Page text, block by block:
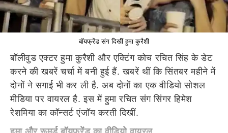
बॉयफ्रेंड संग दिखीं हुमा कुरैशी
बॉलीवुड एक्टर हुमा कुरैशी और एक्टिंग कोच रचित सिंह के डेट
करने की खबरें चर्चा में बनी हुई हैं. खबरें थीं कि सिंतबर महीने में
दोनों ने सगाई भी कर ली है. अब दोनों का एक वीडियो सोशल
मीडिया पर वायरल है. इस में हुमा रचित संग सिंगर हिमेश
रेशमिया का कॉन्सर्ट एंजॉय करती दिखीं.